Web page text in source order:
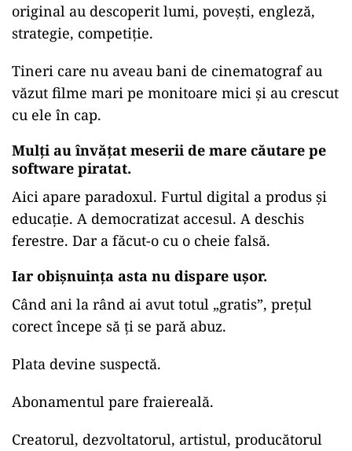
original au descoperit lumi, povești, engleză,
strategie, competiție.
Tineri care nu aveau bani de cinematograf au
văzut filme mari pe monitoare mici și au crescut
cu ele în cap.
Mulți au învățat meserii de mare căutare pe
software piratat.
Aici apare paradoxul. Furtul digital a produs și
educație. A democratizat accesul. A deschis
ferestre. Dar a făcut-o cu o cheie falsă.
Iar obișnuința asta nu dispare ușor.
Când ani la rând ai avut totul „gratis”, prețul
corect începe să ți se pară abuz.
Plata devine suspectă.
Abonamentul pare fraiereală.
Creatorul, dezvoltatorul, artistul, producătorul